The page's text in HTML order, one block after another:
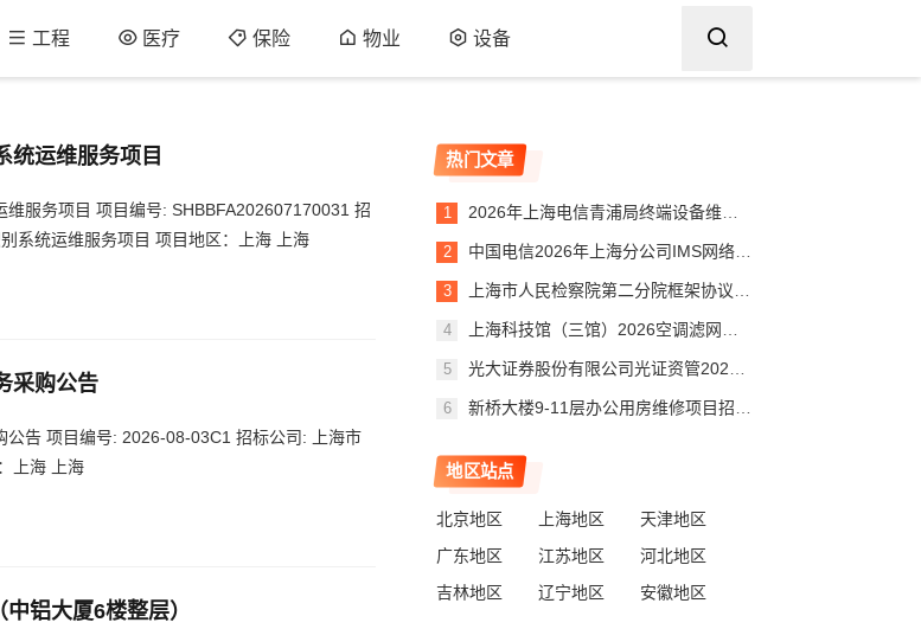
工程 医疗 保险 物业 设备
统运维服务项目
服务项目 项目编号: SHBBFA202607170031 招
系统运维服务项目 项目地区：上海 上海
采购公告
告 项目编号: 2026-08-03C1 招标公司: 上海市
上海 上海
铝大厦6楼整层）
热门文章
2026年上海电信青浦局终端设备维修项目直接采购公示
中国电信2026年上海分公司IMS网络扩容改造工程采购IMS注册用户License直接采购公示
上海市人民检察院第二分院框架协议项目合同公告
上海科技馆（三馆）2026空调滤网更换采购项目补充文件
光大证券股份有限公司光证资管2026年人力外包供应商池采购项目入围结果公告
新桥大楼9-11层办公用房维修项目招标公告
地区站点
北京地区 上海地区
天津地区
广东地区
江苏地区
河北地区
吉林地区
辽宁地区 安徽地区